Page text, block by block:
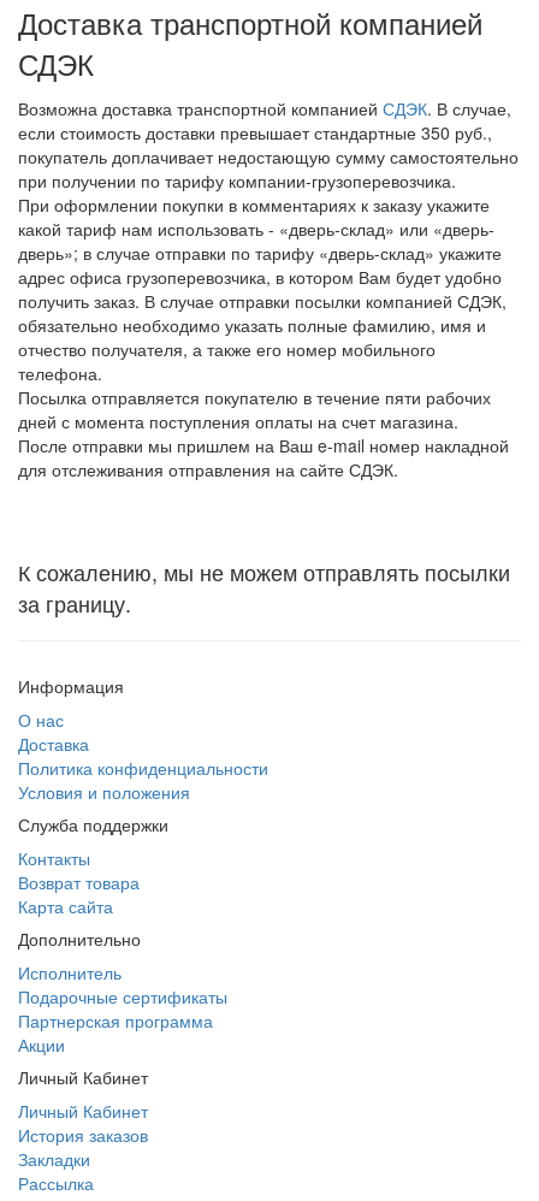
Доставка транспортной компанией
СДЭК
Возможна доставка транспортной компанией СДЭК. В случае,
если стоимость доставки превышает стандартные 350 руб.,
покупатель доплачивает недостающую сумму самостоятельно
при получении по тарифу компании-грузоперевозчика.
При оформлении покупки в комментариях к заказу укажите
какой тариф нам использовать - «дверь-склад» или «дверь-
дверь»; в случае отправки по тарифу «дверь-склад» укажите
адрес офиса грузоперевозчика, в котором Вам будет удобно
получить заказ. В случае отправки посылки компанией СДЭК,
обязательно необходимо указать полные фамилию, имя и
отчество получателя, а также его номер мобильного
телефона.
Посылка отправляется покупателю в течение пяти рабочих
дней с момента поступления оплаты на счет магазина.
После отправки мы пришлем на Ваш e-mail номер накладной
для отслеживания отправления на сайте СДЭК.
К сожалению, мы не можем отправлять посылки
за границу.
Информация
О нас
Доставка
Политика конфиденциальности
Условия и положения
Служба поддержки
Контакты
Возврат товара
Карта сайта
Дополнительно
Исполнитель
Подарочные сертификаты
Партнерская программа
Акции
Личный Кабинет
Личный Кабинет
История заказов
Закладки
Рассылка